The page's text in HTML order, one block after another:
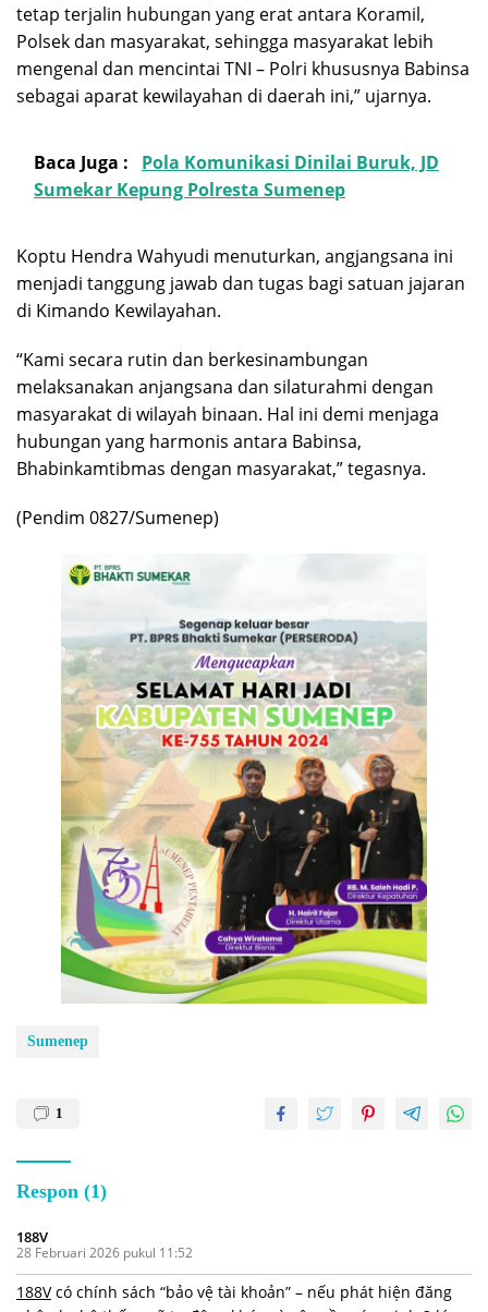
tetap terjalin hubungan yang erat antara Koramil,
Polsek dan masyarakat, sehingga masyarakat lebih
mengenal dan mencintai TNI – Polri khususnya Babinsa
sebagai aparat kewilayahan di daerah ini,” ujarnya.
Baca Juga :
Pola Komunikasi Dinilai Buruk, JD
Sumekar Kepung Polresta Sumenep
Koptu Hendra Wahyudi menuturkan, angjangsana ini
menjadi tanggung jawab dan tugas bagi satuan jajaran
di Kimando Kewilayahan.
“Kami secara rutin dan berkesinambungan
melaksanakan anjangsana dan silaturahmi dengan
masyarakat di wilayah binaan. Hal ini demi menjaga
hubungan yang harmonis antara Babinsa,
Bhabinkamtibmas dengan masyarakat,” tegasnya.
(Pendim 0827/Sumenep)
Sumenep
1
Respon (1)
188V
28 Februari 2026 pukul 11:52
188Vcó chính sách “bảo vệ tài khoản” – nếu phát hiện đăng